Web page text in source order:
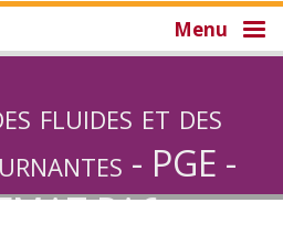
Menu
fluides et des
- PGE -
PA6